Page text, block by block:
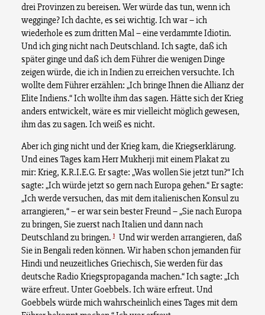
drei Provinzen zu bereisen. Wer würde das tun, wenn ich
wegginge? Ich dachte, es sei wichtig. Ich war – ich
wiederhole es zum dritten Mal – eine verdammte Idiotin.
Und ich ging nicht nach Deutschland. Ich sagte, daß ich
später ginge und daß ich dem Führer die wenigen Dinge
zeigen würde, die ich in Indien zu erreichen versuchte. Ich
wollte dem Führer erzählen: „Ich bringe Ihnen die Allianz der
Elite Indiens.“ Ich wollte ihm das sagen. Hätte sich der Krieg
anders entwickelt, wäre es mir vielleicht möglich gewesen,
ihm das zu sagen. Ich weiß es nicht.
Aber ich ging nicht und der Krieg kam, die Kriegserklärung.
Und eines Tages kam Herr Mukherji mit einem Plakat zu
mir: Krieg, K.R.I.E.G. Er sagte: „Was wollen Sie jetzt tun?“ Ich
sagte: „Ich würde jetzt so gern nach Europa gehen.“ Er sagte:
„Ich werde versuchen, das mit dem italienischen Konsul zu
arrangieren,“ – er war sein bester Freund – „Sie nach Europa
zu bringen, Sie zuerst nach Italien und dann nach
Deutschland zu bringen. 1 Und wir werden arrangieren, daß
Sie in Bengali reden können. Wir haben schon jemanden für
Hindi und neuzeitliches Griechisch, Sie werden für das
deutsche Radio Kriegspropaganda machen.“ Ich sagte: „Ich
wäre erfreut. Unter Goebbels. Ich wäre erfreut. Und
Goebbels würde mich wahrscheinlich eines Tages mit dem